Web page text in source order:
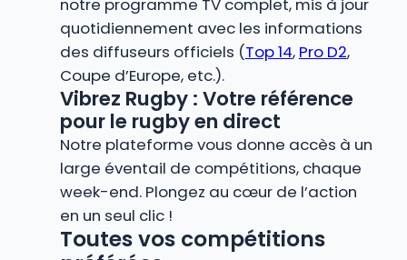
notre programme TV complet, mis à jour
quotidiennement avec les informations
des diffuseurs officiels (Top 14, Pro D2,
Coupe d’Europe, etc.).
Vibrez Rugby : Votre référence
pour le rugby en direct
Notre plateforme vous donne accès à un
large éventail de compétitions, chaque
week-end. Plongez au cœur de l’action
en un seul clic !
Toutes vos compétitions